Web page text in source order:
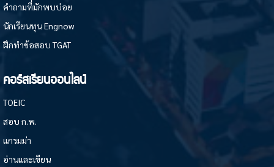
คำถามที่มักพบบ่อย
นักเรียนทุน Engnow
ฝึกทำข้อสอบ TGAT
คอร์สเรียนออนไลน์
TOEIC
สอบ ก.พ.
แกรมม่า
อ่านและเขียน